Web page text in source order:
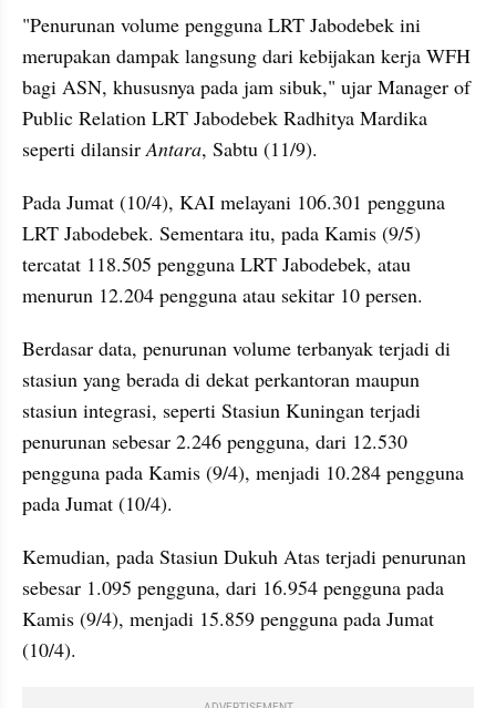
"Penurunan volume pengguna LRT Jabodebek ini
merupakan dampak langsung dari kebijakan kerja WFH
bagi ASN, khususnya pada jam sibuk," ujar Manager of
Public Relation LRT Jabodebek Radhitya Mardika
seperti dilansir Antara, Sabtu (11/9).
Pada Jumat (10/4), KAI melayani 106.301 pengguna
LRT Jabodebek. Sementara itu, pada Kamis (9/5)
tercatat 118.505 pengguna LRT Jabodebek, atau
menurun 12.204 pengguna atau sekitar 10 persen.
Berdasar data, penurunan volume terbanyak terjadi di
stasiun yang berada di dekat perkantoran maupun
stasiun integrasi, seperti Stasiun Kuningan terjadi
penurunan sebesar 2.246 pengguna, dari 12.530
pengguna pada Kamis (9/4), menjadi 10.284 pengguna
pada Jumat (10/4).
Kemudian, pada Stasiun Dukuh Atas terjadi penurunan
sebesar 1.095 pengguna, dari 16.954 pengguna pada
Kamis (9/4), menjadi 15.859 pengguna pada Jumat
(10/4).